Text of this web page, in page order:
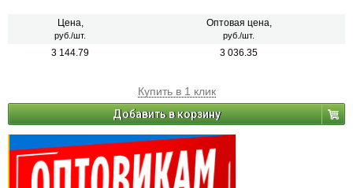
Цена,
руб./шт.
Оптовая цена,
руб./шт.
3 144.79 3 036.35
Купить в 1 клик
Добавить в корзину